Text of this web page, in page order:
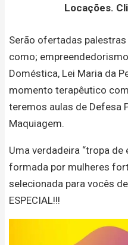
Locações.
Serão ofertadas
como;
Doméstica, Lei Maria da
momento terapêutico
teremos aulas de Defesa
Maquiagem.
Uma verdadeira “tropa de
formada por mulheres
selecionada para vocês
ESPECIAL!!!